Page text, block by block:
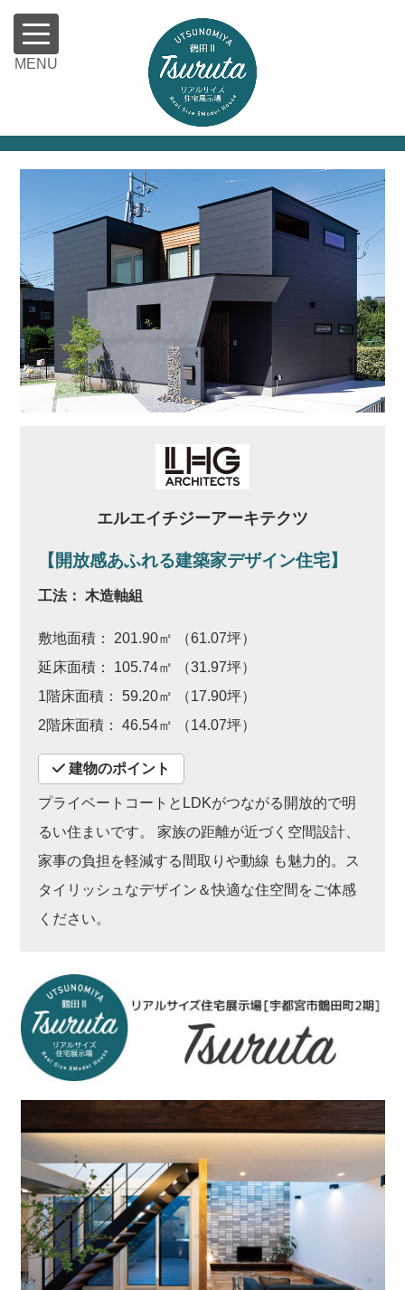
エルエイチジーアーキテクツ
【開放感あふれる建築家デザイン住宅】
工法： 木造軸組
敷地面積： 201.90㎡ （61.07坪）
延床面積： 105.74㎡ （31.97坪）
1階床面積： 59.20㎡ （17.90坪）
2階床面積： 46.54㎡ （14.07坪）
建物のポイント
プライベートコートとLDKがつながる開放的で明
るい住まいです。 家族の距離が近づく空間設計、
家事の負担を軽減する間取りや動線 も魅力的。ス
タイリッシュなデザイン＆快適な住空間をご体感
ください。